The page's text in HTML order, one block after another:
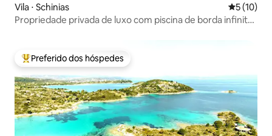
Vila ⋅ Schinias 5 de uma
5 (10)
Propriedade privada de luxo com piscina de borda infinita
Entre os melhores preferidos dos hóspedes
Preferido dos hóspedes